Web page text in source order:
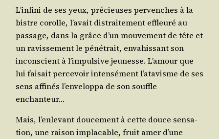
L’in­fi­ni de ses yeux, pré­cieuses per­venches à la
bistre corolle, l’a­vait dis­trai­te­ment effleu­ré au
pas­sage, dans la grâce d’un mou­ve­ment de tête et
un ravis­se­ment le péné­trait, enva­his­sant son
incons­cient à l’im­pul­sive jeu­nesse. L’a­mour que
lui fai­sait per­ce­voir inten­sé­ment l’a­ta­visme de ses
sens affi­nés l’en­ve­lop­pa de son souffle
enchanteur…
Mais, l’en­le­vant dou­ce­ment à cette douce sen­sa­
tion, une rai­son impla­cable, fruit amer d’une